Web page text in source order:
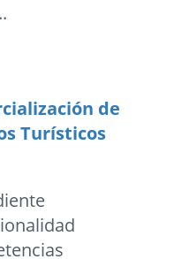
de
Turísticos